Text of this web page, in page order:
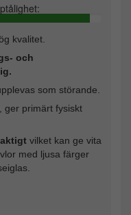
kvalitet.
och
som störande.
, ger primärt fysiskt
vilket kan ge vita
med ljusa färger